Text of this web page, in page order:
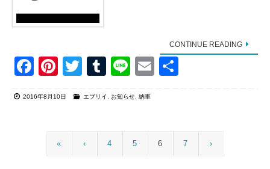
CONTINUE READING
F
c
Pi
er
st
T
tt
T
m
r
Li
e
E
2016年8月10日 エブリイ お知らせ ,納車
« ‹ 4 5 6 7 ›